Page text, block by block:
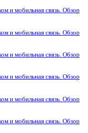
и мобильная связь. Обзор
и мобильная связь. Обзор
и мобильная связь. Обзор
и мобильная связь. Обзор
и мобильная связь. Обзор
и мобильная связь. Обзор